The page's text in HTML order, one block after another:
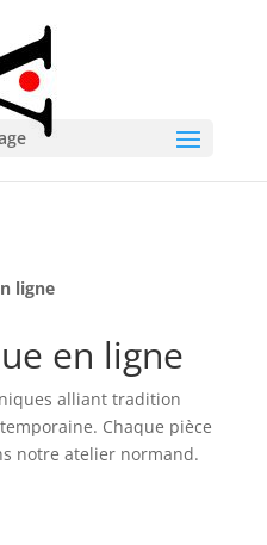
ligne
en ligne
alliant tradition
Chaque pièce
notre atelier normand.